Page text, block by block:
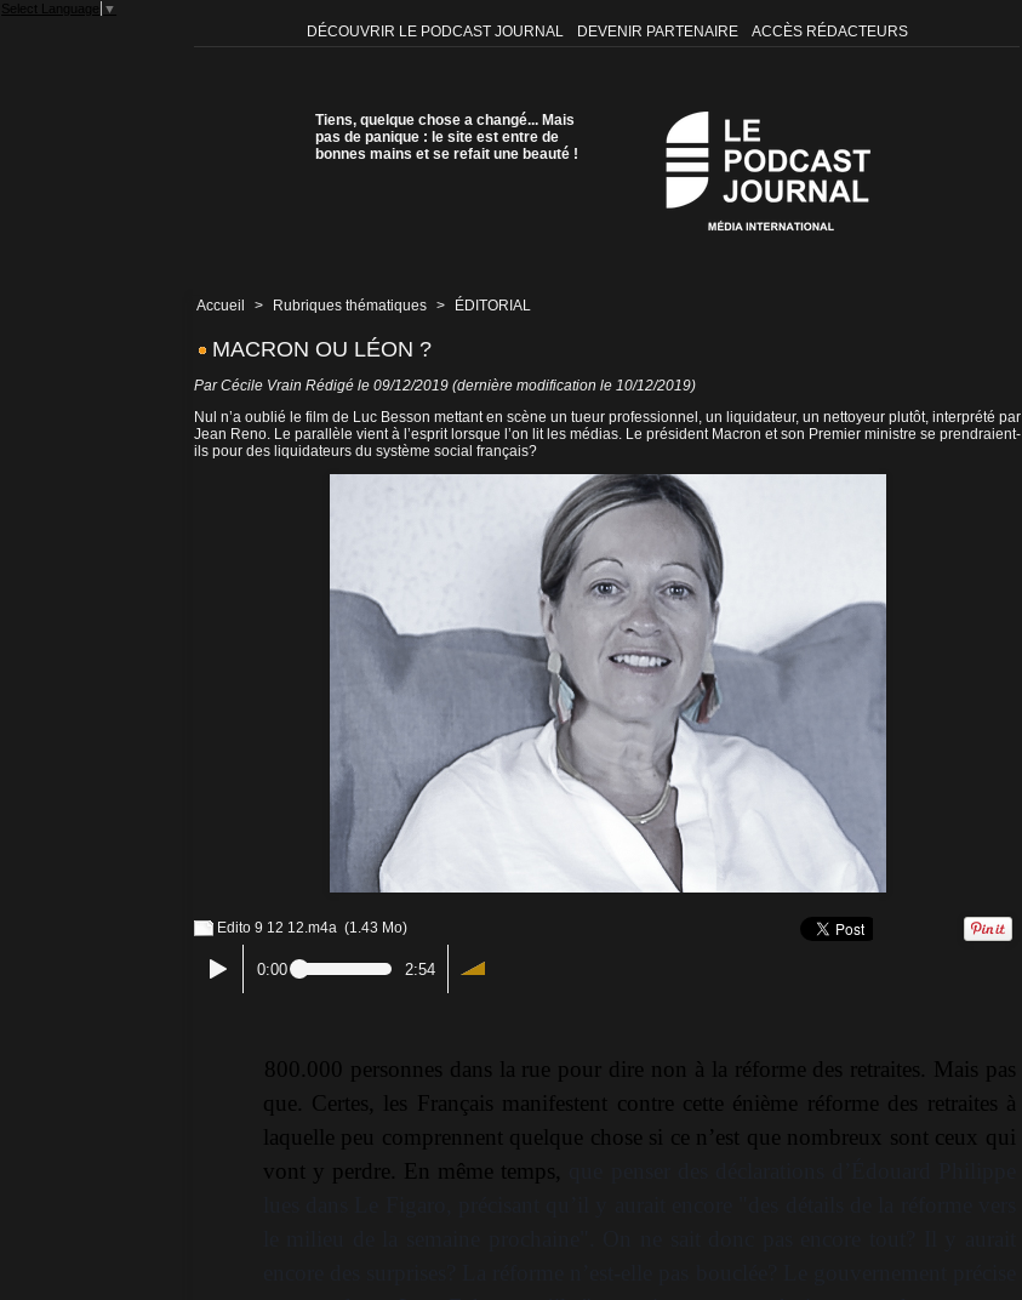
Select Language ▼
DÉCOUVRIR LE PODCAST JOURNAL DEVENIR PARTENAIRE ACCÈS RÉDACTEURS
Tiens, quelque chose a changé... Mais
pas de panique : le site est entre de
bonnes mains et se refait une beauté !
Accueil > Rubriques thématiques > ÉDITORIAL
MACRON OU LÉON ?
ParCécile Vrain Rédigé le 09/12/2019 (dernière modification le 10/12/2019)
Nul n’a oublié le film de Luc Besson mettant en scène un tueur professionnel, un liquidateur, un nettoyeur plutôt, interprété par
Jean Reno. Le parallèle vient à l’esprit lorsque l’on lit les médias. Le président Macron et son Premier ministre se prendraient-
ils pour des liquidateurs du système social français?
Edito 9 12 12.m4a (1.43 Mo)
0:00 2:54
800.000 personnes dans la rue pour dire non à la réforme des retraites. Mais pas
que. Certes, les Français manifestent contre cette énième réforme des retraites à
laquelle peu comprennent quelque chose si ce n’est que nombreux sont ceux qui
vont y perdre. En même temps,